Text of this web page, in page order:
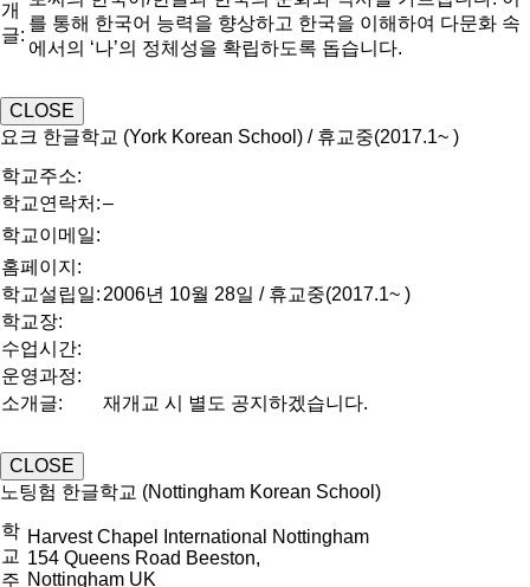
개
글:
를 통해 한국어 능력을 향상하고 한국을 이해하여 다문화 속
에서의 ‘나’의 정체성을 확립하도록 돕습니다.
CLOSE
요크 한글학교 (York Korean School) / 휴교중(2017.1~ )
학교주소:
학교연락처:–
학교이메일:
홈페이지:
학교설립일: 2006년 10월 28일 / 휴교중(2017.1~ )
학교장:
수업시간:
운영과정:
소개글:
재개교 시 별도 공지하겠습니다.
CLOSE
노팅험 한글학교 (Nottingham Korean School)
학
교
주
Harvest Chapel International Nottingham
154 Queens Road Beeston,
Nottingham UK